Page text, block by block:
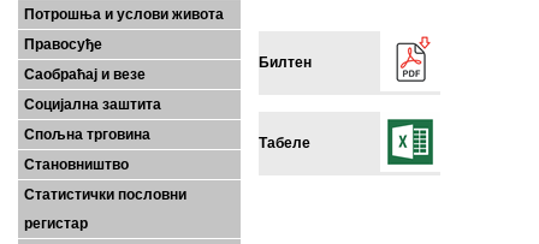
Потрошња и услови живота
Правосуђе
Саобраћај и везе
Социјална заштита
Спољна трговина
Становништво
Статистички пословни
регистар
Билтен
Табеле